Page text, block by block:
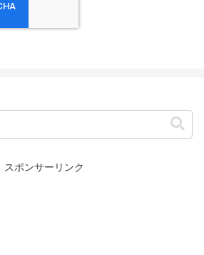
スポンサーリンク